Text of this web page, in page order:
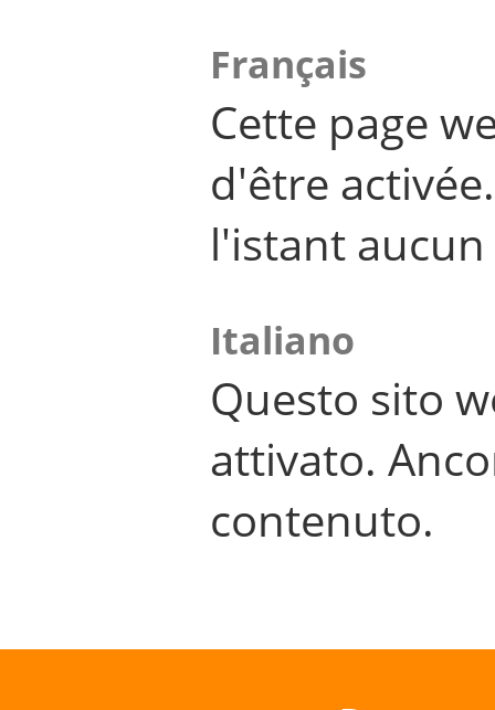
Français
Cette page
d'être
l'istant
Italiano
Questo sito
attivato.
contenuto.